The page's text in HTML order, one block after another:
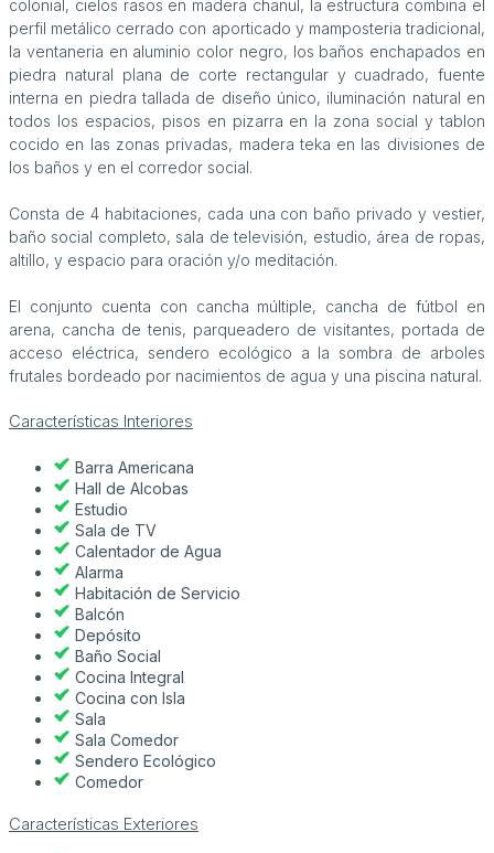
colonial, cielos rasos en madera chanul, la estructura combina el
perfil metálico cerrado con aporticado y mamposteria tradicional,
la ventaneria en aluminio color negro, los baños enchapados en
piedra natural plana de corte rectangular y cuadrado, fuente
interna en piedra tallada de diseño único, iluminación natural en
todos los espacios, pisos en pizarra en la zona social y tablon
cocido en las zonas privadas, madera teka en las divisiones de
los baños y en el corredor social.
Consta de 4 habitaciones, cada una con baño privado y vestier,
baño social completo, sala de televisión, estudio, área de ropas,
altillo, y espacio para oración y/o meditación.
El conjunto cuenta con cancha múltiple, cancha de fútbol en
arena, cancha de tenis, parqueadero de visitantes, portada de
acceso eléctrica, sendero ecológico a la sombra de arboles
frutales bordeado por nacimientos de agua y una piscina natural.
Características Interiores
Barra Americana
Hall de Alcobas
Estudio
Sala de TV
Calentador de Agua
Alarma
Habitación de Servicio
Balcón
Depósito
Baño Social
Cocina Integral
Cocina con Isla
Sala
Sala Comedor
Sendero Ecológico
Comedor
Características Exteriores